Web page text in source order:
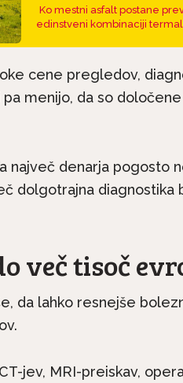
Ko mestni asfalt postane
edinstveni kombinaciji
cene pregledov,
menijo, da so
največ denarja pogosto
dolgotrajna diagnostika
več tisoč
da lahko resnejše
jev, MRI-preiskav,
Pasme na kratko:
seter je družinski pes,
ne...